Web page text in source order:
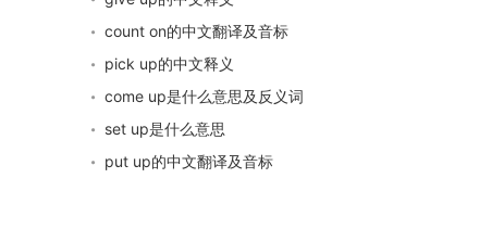
count on的中文翻译及音标
pick up的中文释义
come up是什么意思及反义词
set up是什么意思
put up的中文翻译及音标